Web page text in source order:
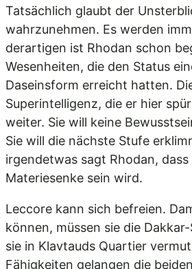
Tatsächlich glaubt der
wahrzunehmen. Es werden
derartigen ist Rhodan schon
Wesenheiten, die den Status
Daseinsform erreicht hatten.
Superintelligenz, die er hier
weiter. Sie will keine
Sie will die nächste Stufe
irgendetwas sagt Rhodan, dass
Materiesenke sein wird.
Leccore kann sich befreien.
können, müssen sie die
sie in Klavtauds Quartier
Fähigkeiten gelangen die